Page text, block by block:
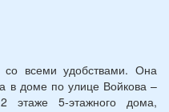
со всеми удобствами. Она
в доме по улице Войкова –
этаже 5-этажного дома,